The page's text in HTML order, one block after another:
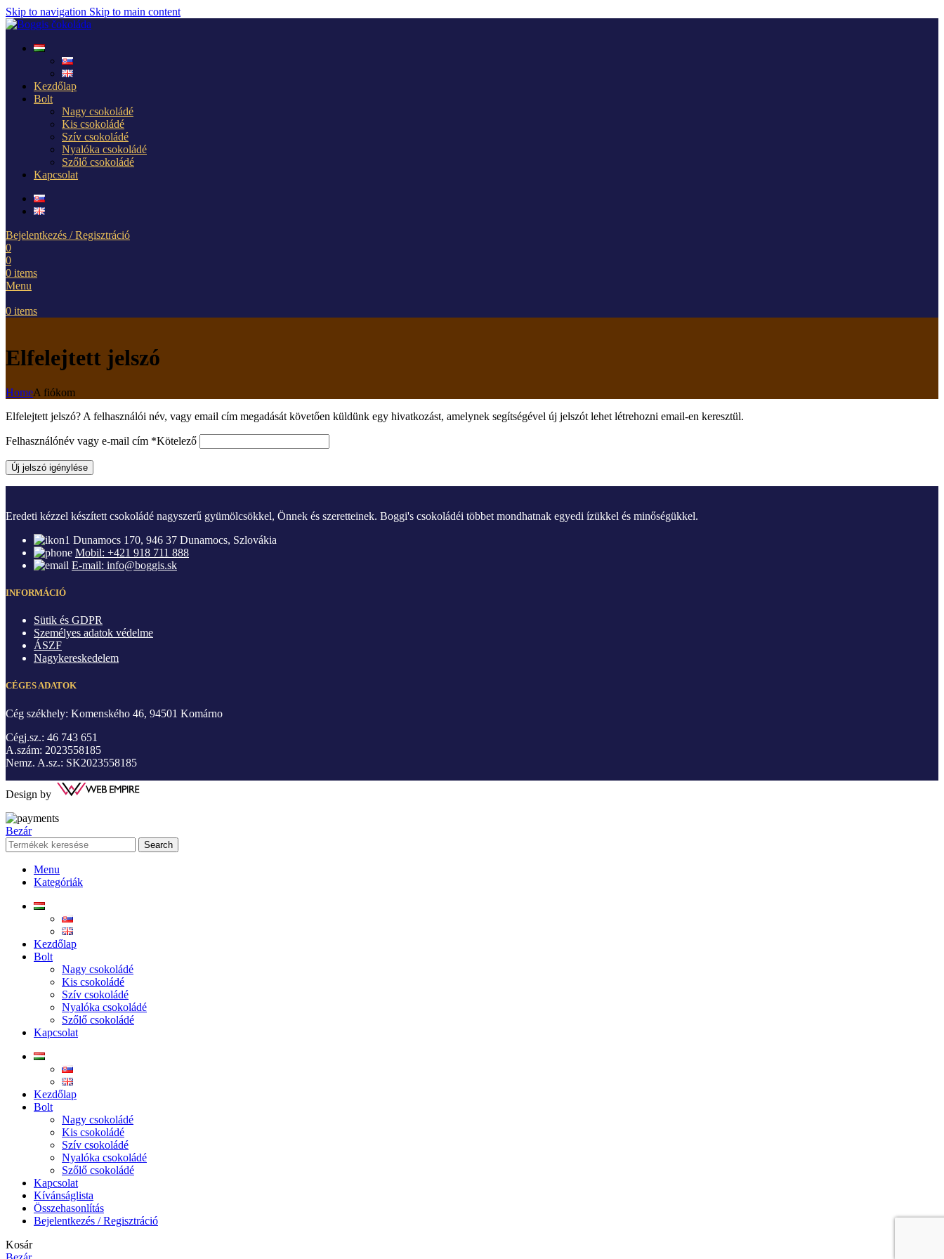
Skip to navigation Skip to main content
Kezdőlap
Bolt
Nagy csokoládé
Kis csokoládé
Szív csokoládé
Nyalóka csokoládé
Szőlő csokoládé
Kapcsolat
Bejelentkezés / Regisztráció
0
0
0 items
Menu
0 items
Elfelejtett jelszó
HomeA fiókom
Elfelejtett jelszó? A felhasználói név, vagy email cím megadását követően küldünk egy hivatkozást, amelynek segítségével új jelszót lehet létrehozni email-en keresztül.
Felhasználónév vagy e-mail cím *Kötelező
Új jelszó igénylése
Eredeti kézzel készített csokoládé nagyszerű gyümölcsökkel, Önnek és szeretteinek. Boggi's csokoládéi többet mondhatnak egyedi ízükkel és minőségükkel.
Dunamocs 170, 946 37 Dunamocs, Szlovákia
Mobil: +421 918 711 888
E-mail: info@boggis.sk
INFORMÁCIÓ
Sütik és GDPR
Személyes adatok védelme
ÁSZF
Nagykereskedelem
CÉGES ADATOK
Cég székhely: Komenského 46, 94501 Komárno
Cégj.sz.: 46 743 651
A.szám: 2023558185
Nemz. A.sz.: SK2023558185
Design by
Bezár
Search
Menu
Kategóriák
Kezdőlap
Bolt
Nagy csokoládé
Kis csokoládé
Szív csokoládé
Nyalóka csokoládé
Szőlő csokoládé
Kapcsolat
Kezdőlap
Bolt
Nagy csokoládé
Kis csokoládé
Szív csokoládé
Nyalóka csokoládé
Szőlő csokoládé
Kapcsolat
Kívánságlista
Összehasonlítás
Bejelentkezés / Regisztráció
Kosár